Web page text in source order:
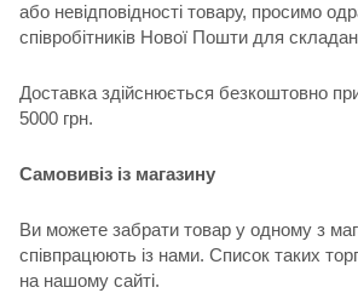
або невідповідності товару, просимо
співробітників Нової Пошти для
Доставка здійснюється безкоштовно
5000 грн.
Самовивіз із магазину
Ви можете забрати товар у одному з
співпрацюють із нами. Список таких
на нашому сайті.